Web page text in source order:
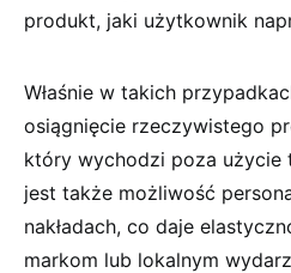
produkt, jaki użytkownik
Właśnie w takich
osiągnięcie rzeczywistego
który wychodzi poza użycie
jest także możliwość
nakładach, co daje
markom lub lokalnym